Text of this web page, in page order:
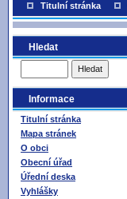
Titulní stránka
Hledat
Informace
Titulní stránka
Mapa stránek
O obci
Obecní úřad
Úřední deska
Vyhlášky